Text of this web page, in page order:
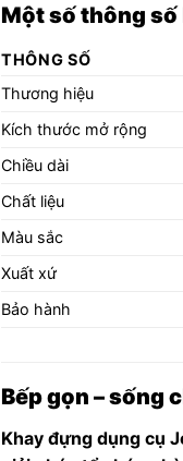
Một số thông
THÔNG SỐ
Thương hiệu
Kích thước mở rộng
Chiều dài
Chất liệu
Màu sắc
Xuất xứ
Bảo hành
Bếp gọn – sống
Khay đựng dụng cụ